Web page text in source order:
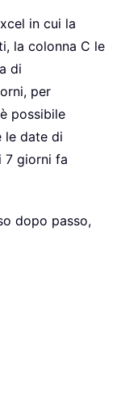
in cui la
la colonna C le
di
per
possibile
le date di
7 giorni fa
dopo passo,